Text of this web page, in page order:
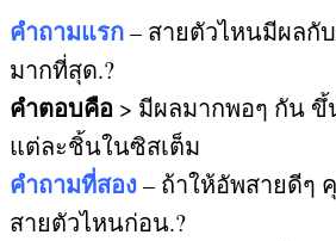
คำถามแรก– สายตัวไหนมีผลกั
มากที่สุด.?
คำตอบคือ > มีผลมากพอๆ กัน
แต่ละชิ้นในซิสเต็ม
คำถามที่สอง– ถ้าให้อัพสายดีๆ
สายตัวไหนก่อน.?